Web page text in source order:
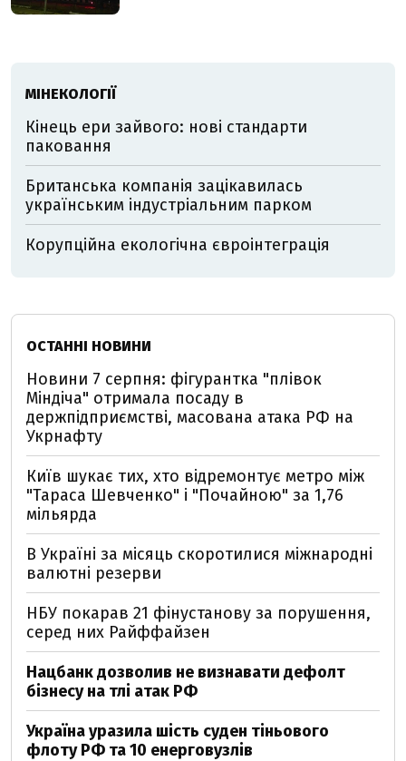
МІНЕКОЛОГІЇ
Кінець ери зайвого: нові стандарти
паковання
Британська компанія зацікавилась
українським індустріальним парком
Корупційна екологічна євроінтеграція
ОСТАННІ НОВИНИ
Новини 7 серпня: фігурантка "плівок
Міндіча" отримала посаду в
держпідприємстві, масована атака РФ на
Укрнафту
Київ шукає тих, хто відремонтує метро між
"Тараса Шевченко" і "Почайною" за 1,76
мільярда
В Україні за місяць скоротилися міжнародні
валютні резерви
НБУ покарав 21 фінустанову за порушення,
серед них Райффайзен
Нацбанк дозволив не визнавати дефолт
бізнесу на тлі атак РФ
Україна уразила шість суден тіньового
флоту РФ та 10 енерговузлів